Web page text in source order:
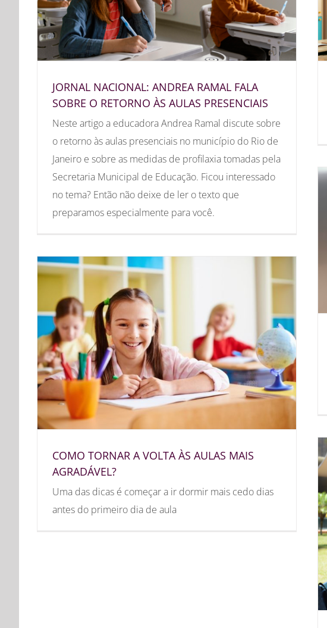
JORNAL NACIONAL: ANDREA RAMAL FALA
SOBRE O RETORNO ÀS AULAS PRESENCIAIS
Neste artigo a educadora Andrea Ramal discute sobre
o retorno às aulas presenciais no município do Rio de
Janeiro e sobre as medidas de profilaxia tomadas pela
Secretaria Municipal de Educação. Ficou interessado
no tema? Então não deixe de ler o texto que
preparamos especialmente para você.
COMO TORNAR A VOLTA ÀS AULAS MAIS
AGRADÁVEL?
Uma das dicas é começar a ir dormir mais cedo dias
antes do primeiro dia de aula